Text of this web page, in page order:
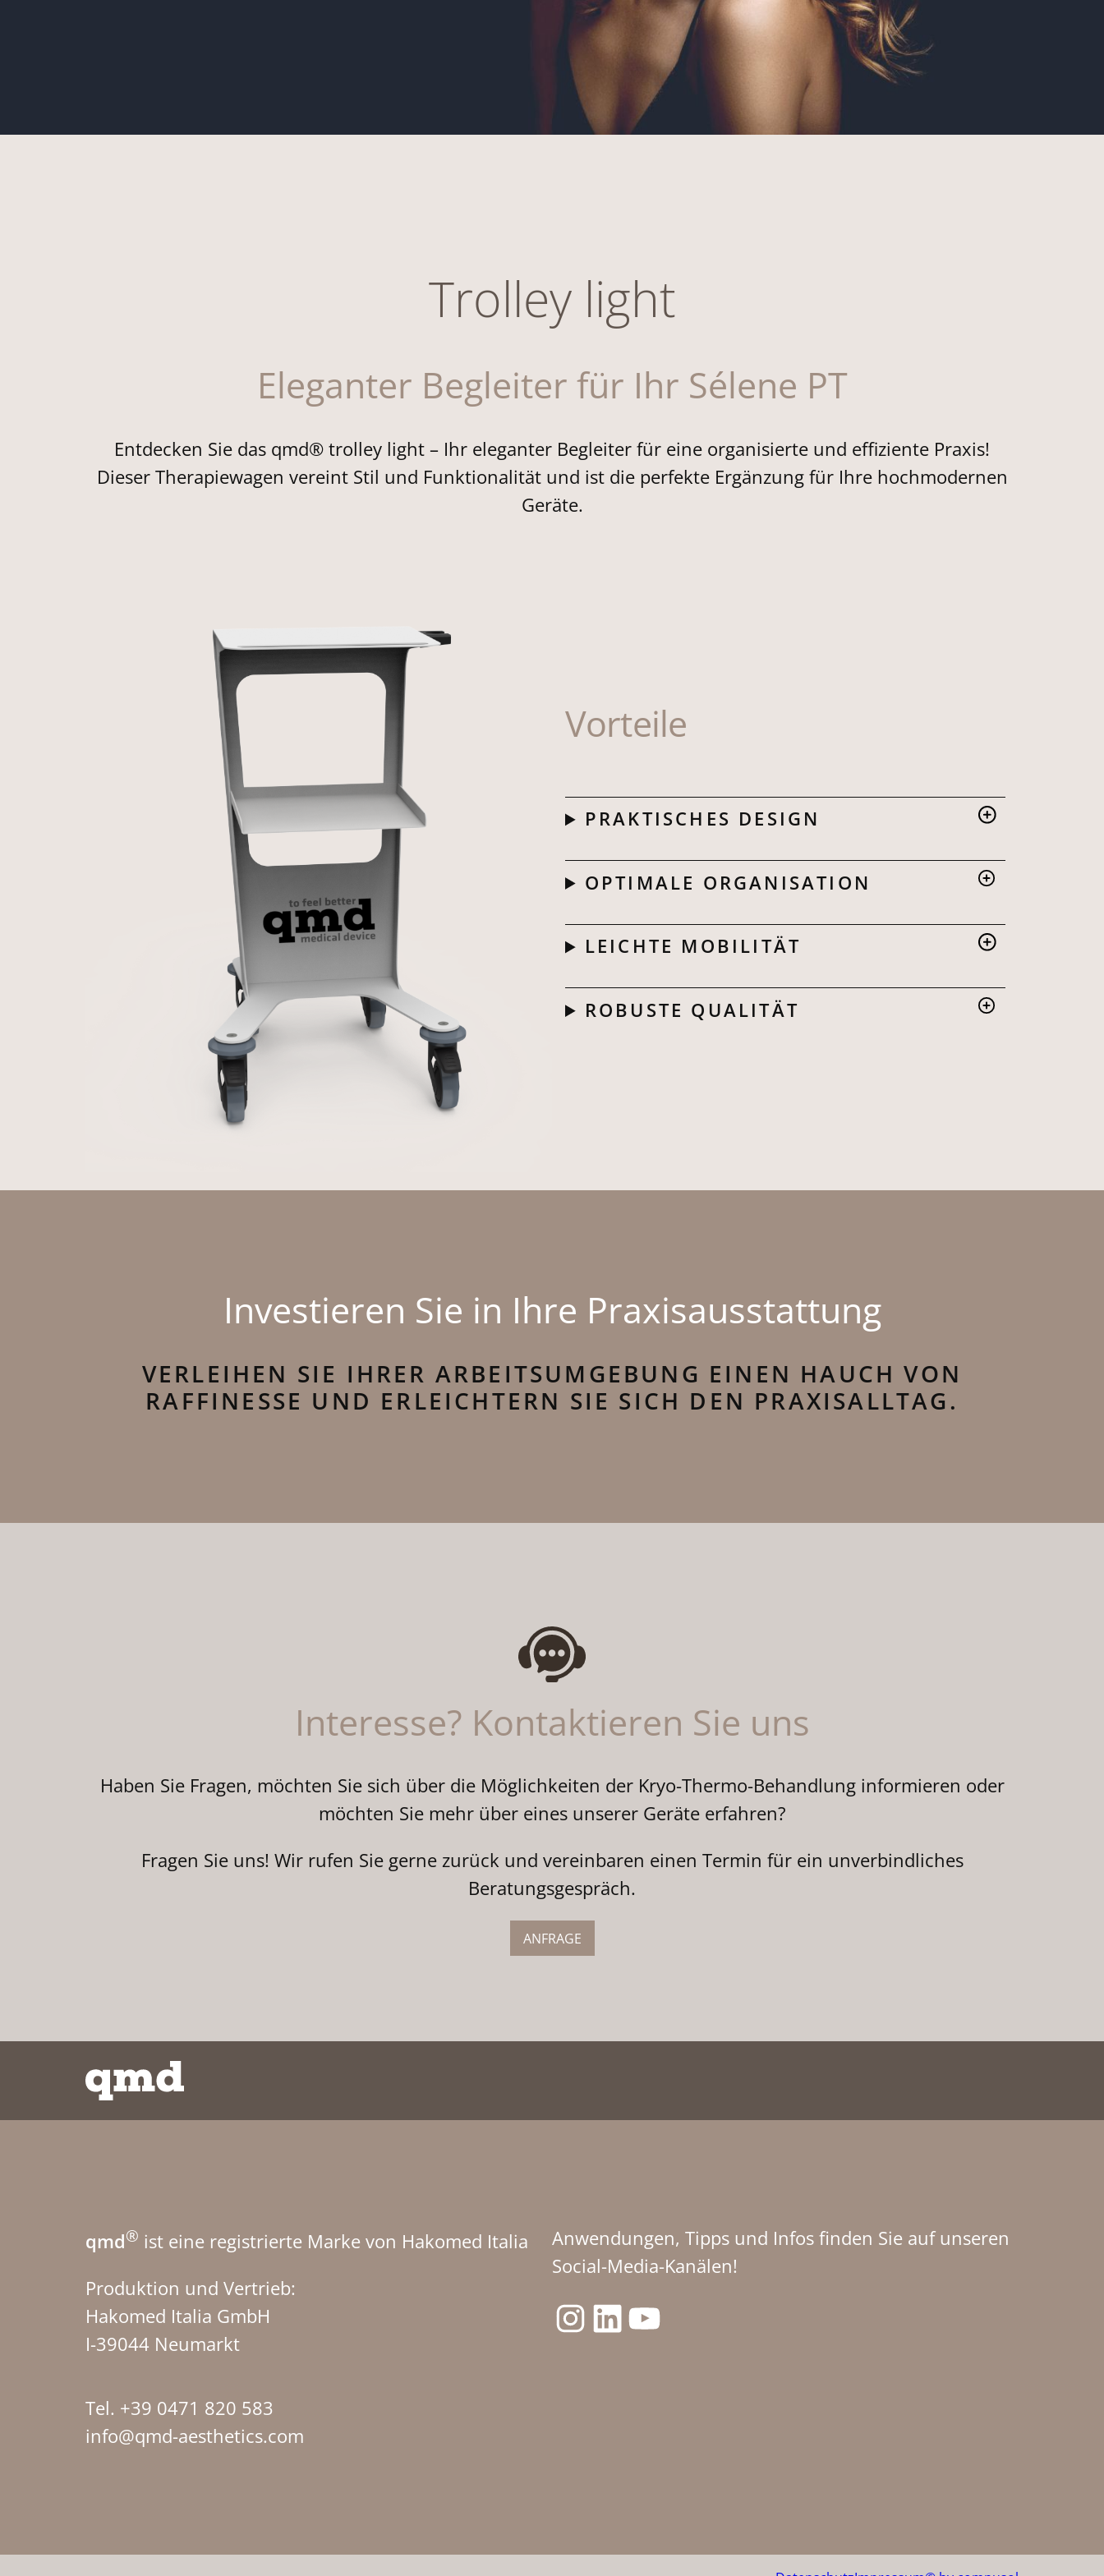
Trolley light
Eleganter Begleiter für Ihr Sélene PT
Entdecken Sie das qmd® trolley light – Ihr eleganter Begleiter für eine organisierte und effiziente Praxis!
Dieser Therapiewagen vereint Stil und Funktionalität und ist die perfekte Ergänzung für Ihre hochmodernen
Geräte.
Vorteile
PRAKTISCHES DESIGN
OPTIMALE ORGANISATION
LEICHTE MOBILITÄT
ROBUSTE QUALITÄT
Investieren Sie in Ihre Praxisausstattung
VERLEIHEN SIE IHRER ARBEITSUMGEBUNG EINEN HAUCH VON
RAFFINESSE UND ERLEICHTERN SIE SICH DEN PRAXISALLTAG.
Interesse? Kontaktieren Sie uns
Haben Sie Fragen, möchten Sie sich über die Möglichkeiten der Kryo-Thermo-Behandlung informieren oder
möchten Sie mehr über eines unserer Geräte erfahren?
Fragen Sie uns! Wir rufen Sie gerne zurück und vereinbaren einen Termin für ein unverbindliches
Beratungsgespräch.
ANFRAGE
qmd® ist eine registrierte Marke von Hakomed Italia
Produktion und Vertrieb:
Hakomed Italia GmbH
I-39044 Neumarkt
Anwendungen, Tipps und Infos finden Sie auf unseren
Social-Media-Kanälen!
Instagram LinkedIn YouTube
Tel. +39 0471 820 583
info@qmd-aesthetics.com